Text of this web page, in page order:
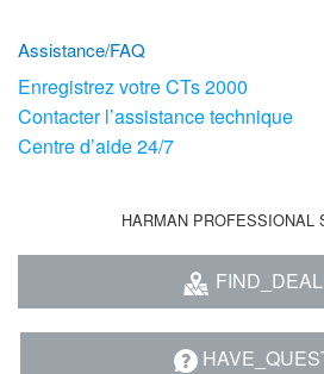
Assistance/FAQ
Enregistrez votre CTs 2000
Contacter l’assistance technique
Centre d’aide 24/7
HARMAN PROFESSIONAL